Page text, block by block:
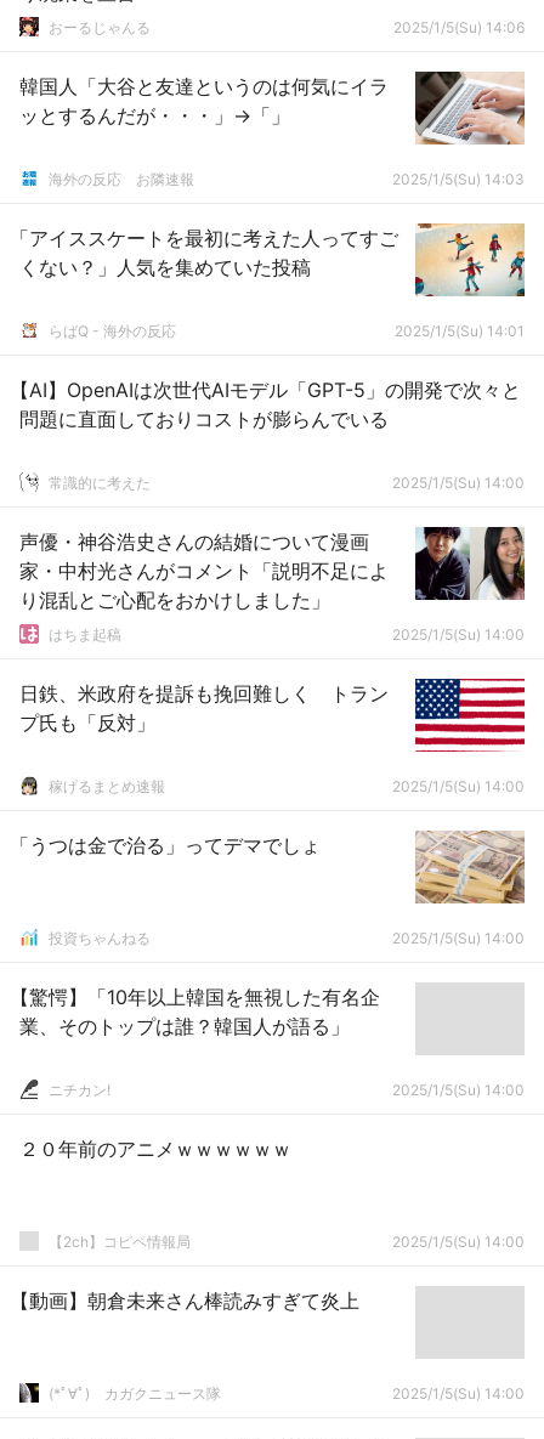
おーるじゃんる 2025/1/5(Su) 14:06
韓国人「大谷と友達というのは何気にイラ
ッとするんだが・・・」→「」
海外の反応 お隣速報 2025/1/5(Su) 14:03
「アイススケートを最初に考えた人ってすご
くない？」人気を集めていた投稿
らばQ - 海外の反応 2025/1/5(Su) 14:01
【AI】OpenAIは次世代AIモデル「GPT-5」の開発で次々と
問題に直面しておりコストが膨らんでいる
常識的に考えた 2025/1/5(Su) 14:00
声優・神谷浩史さんの結婚について漫画
家・中村光さんがコメント「説明不足によ
り混乱とご心配をおかけしました」
はちま起稿 2025/1/5(Su) 14:00
日鉄、米政府を提訴も挽回難しく トラン
プ氏も「反対」
稼げるまとめ速報 2025/1/5(Su) 14:00
「うつは金で治る」ってデマでしょ
投資ちゃんねる 2025/1/5(Su) 14:00
【驚愕】「10年以上韓国を無視した有名企
業、そのトップは誰？韓国人が語る」
ニチカン! 2025/1/5(Su) 14:00
２０年前のアニメｗｗｗｗｗｗ
【2ch】コピペ情報局 2025/1/5(Su) 14:00
【動画】朝倉未来さん棒読みすぎて炎上
(*ﾟ∀ﾟ)ゞカガクニュース隊 2025/1/5(Su) 14:00